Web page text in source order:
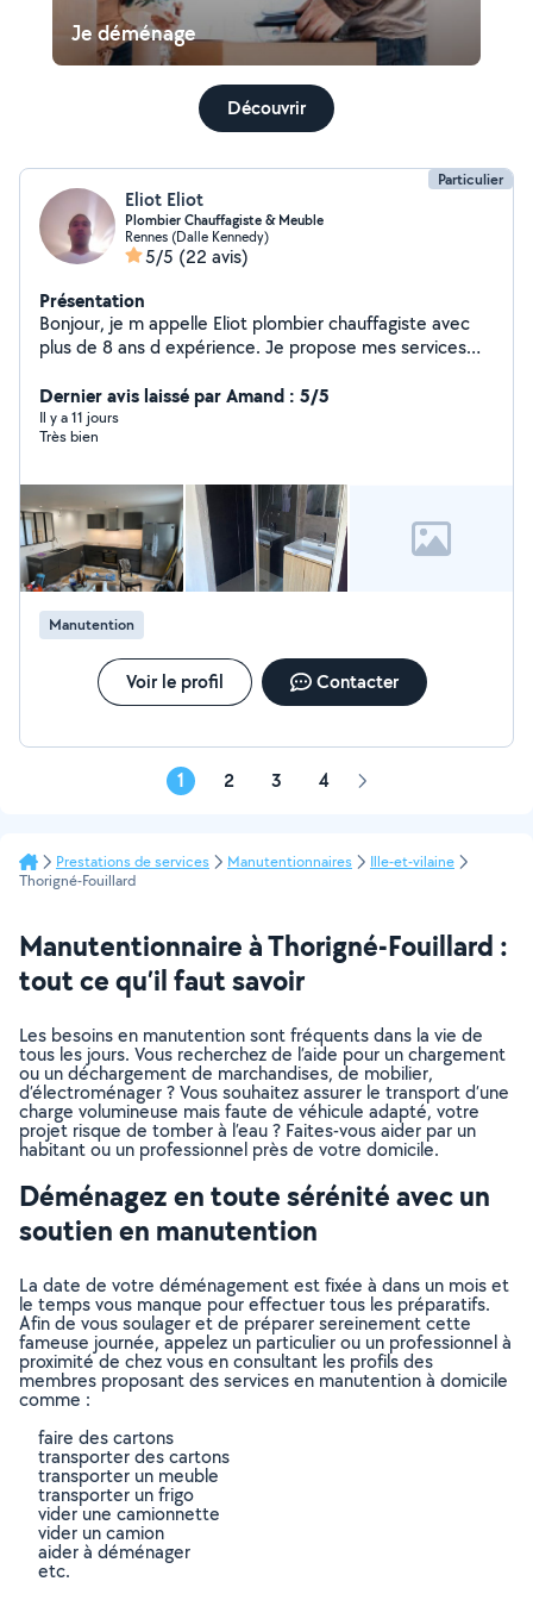
Je déménage
Découvrir
Particulier
Eliot Eliot
Plombier Chauffagiste & Meuble
Rennes (Dalle Kennedy)
5/5 (22 avis)
Présentation
Bonjour, je m appelle Eliot plombier chauffagiste avec
plus de 8 ans d expérience. Je propose mes services
travaux de plomberie, chauffage et montage de
meubles. J'interviens pour réparer les fuites installer ou
remplacer robinetterie, lavabos, WC, chauffe eau,
et chauffage. Habitué à installer des meubles de salle
de bain et meubles d agencement, je peux également
vous aider pour le montage de meubles ( IKEA et
autres). Sérieux, soigneux et ponctuel, je travaille
toujours avec le souci du travail propre et durable. Mon
objectif: vous apporter une solution rapide et efficace
pour vos travaux. Besoin d un plombier chauffagiste
fiable? Contactez moi, je serai ravi de vous aider.
Dernier avis laissé par Amand : 5/5
Il y a 11 jours
Très bien
Manutention
Voir le profil Contacter
1 2 3 4 Page
Prestations de services Manutentionnaires
Ille-et-vilaine
Thorigné-Fouillard
Manutentionnaire à Thorigné-Fouillard :
tout ce qu’il faut savoir
Les besoins en manutention sont fréquents dans la vie de
tous les jours. Vous recherchez de l’aide pour un chargement
ou un déchargement de marchandises, de mobilier,
d’électroménager ? Vous souhaitez assurer le transport d’une
charge volumineuse mais faute de véhicule adapté, votre
projet risque de tomber à l’eau ? Faites-vous aider par un
habitant ou un professionnel près de votre domicile.
Déménagez en toute sérénité avec un
soutien en manutention
La date de votre déménagement est fixée à dans un mois et
le temps vous manque pour effectuer tous les préparatifs.
Afin de vous soulager et de préparer sereinement cette
fameuse journée, appelez un particulier ou un professionnel à
proximité de chez vous en consultant les profils des
membres proposant des services en manutention à domicile
comme :
faire des cartons
transporter des cartons
transporter un meuble
transporter un frigo
vider une camionnette
vider un camion
aider à déménager
etc.